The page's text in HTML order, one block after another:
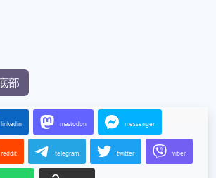
部
linkedin mastodon messenger
reddit telegram twitter viber